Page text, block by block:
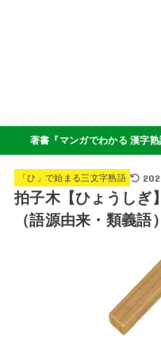
著書『マンガでわかる 漢字
「ひ」で始まる三文字熟語
拍子木【ひょうしぎ
（語源由来・類義語）